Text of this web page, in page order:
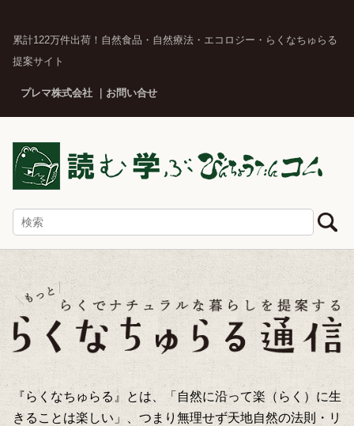
累計122万件出荷！自然食品・自然療法・エコロジー・らくなちゅらる
提案サイト
プレマ株式会社 お問い合せ
『らくなちゅらる』とは、「自然に沿って楽（らく）に生
きることは楽しい」、つまり無理せず天地自然の法則・リ